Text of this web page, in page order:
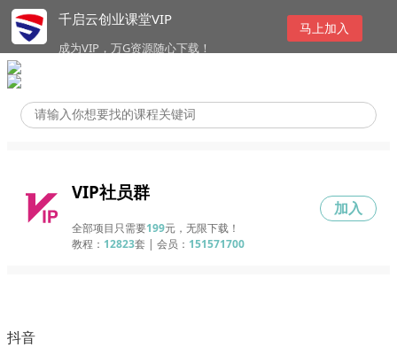
千启云创业课堂VIP
成为VIP，万G资源随心下载！
马上加入
VIP社员群
全部项目只需要199元，无限下载！
教程： 12823套 | 会员： 151571700
加入
抖音